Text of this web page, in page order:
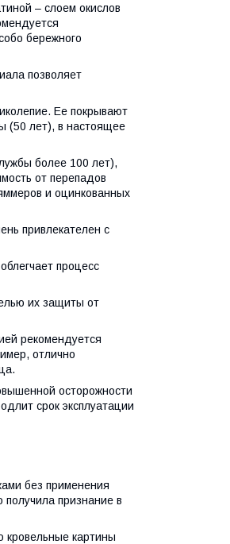
– слоем окислов
бережного
позволяет
Ее покрывают
(50 лет), в настоящее
более 100 лет),
от перепадов
и оцинкованных
привлекателен с
процесс
их защиты от
рекомендуется
отлично
осторожности
срок эксплуатации
без применения
признание в
кровельные картины